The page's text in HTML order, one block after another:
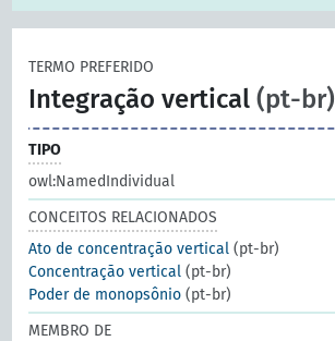
TERMO PREFERIDO
Integração vertical (pt-br)
TIPO
owl:NamedIndividual
CONCEITOS RELACIONADOS
Ato de concentração vertical (pt-br)
Concentração vertical (pt-br)
Poder de monopsônio (pt-br)
MEMBRO DE